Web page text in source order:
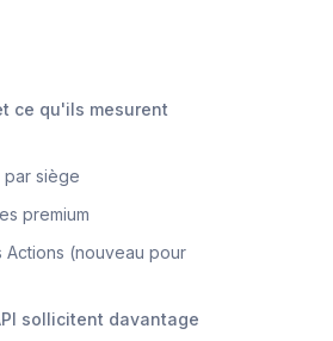
ce qu'ils mesurent
par siège
premium
Actions (nouveau pour
sollicitent davantage